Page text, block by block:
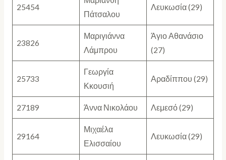
25454
Πάτσαλου
Λευκωσία (29)
23826
Μαριγιάννα
Λάμπρου
Άγιο Αθανάσιο
(27)
25733
Γεωργία
Κκουσιή
Αραδίππου (29)
27189 Άννα Νικολάου Λεμεσό (29)
29164
Μιχαέλα
Ελισσαίου
Λευκωσία (29)